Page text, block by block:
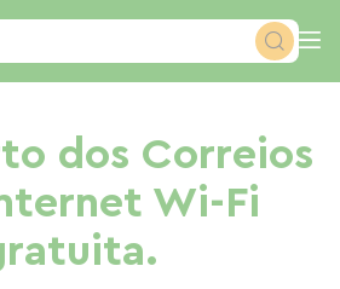
dos Correios
Wi-Fi
de Cookies